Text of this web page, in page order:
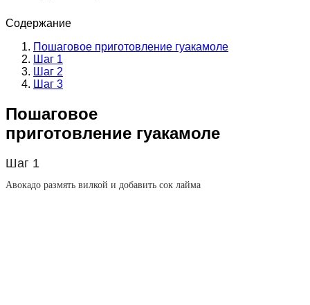
Содержание
Пошаговое приготовление гуакамоле
Шаг 1
Шаг 2
Шаг 3
Пошаговое
приготовление гуакамоле
Шаг 1
Авокадо размять вилкой и добавить сок лайма